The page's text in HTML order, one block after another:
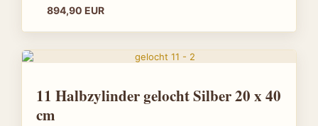
894,90 EUR
11 Halbzylinder gelocht Silber 20 x 40
cm